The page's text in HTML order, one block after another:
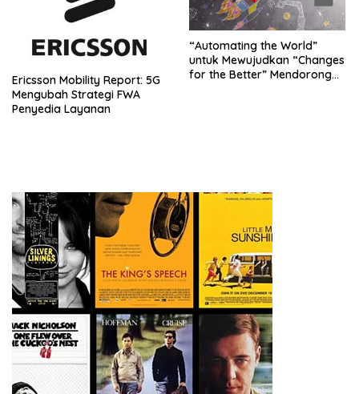
Ericsson Mobility Report: 5G
Mengubah Strategi FWA
Penyedia Layanan
“Automating the World”
untuk Mewujudkan “Changes
for the Better” Mendorong